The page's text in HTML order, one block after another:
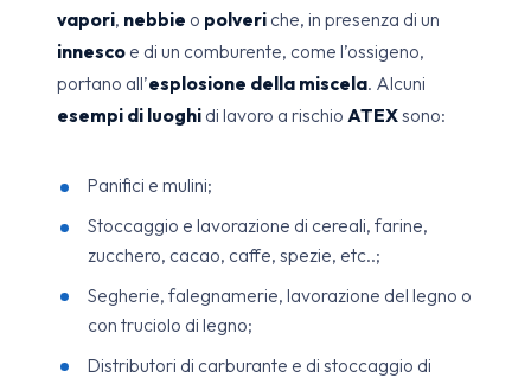
vapori, nebbie o polveri che, in presenza di un
innesco e di un comburente, come l’ossigeno,
portano all’esplosione della miscela. Alcuni
esempi di luoghi di lavoro a rischio ATEXsono:
Panifici e mulini;
Stoccaggio e lavorazione di cereali, farine,
zucchero, cacao, caffe, spezie, etc..;
Segherie, falegnamerie, lavorazione del legno o
con truciolo di legno;
Distributori di carburante e di stoccaggio di